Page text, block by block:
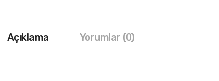
Açıklama Yorumlar (0)